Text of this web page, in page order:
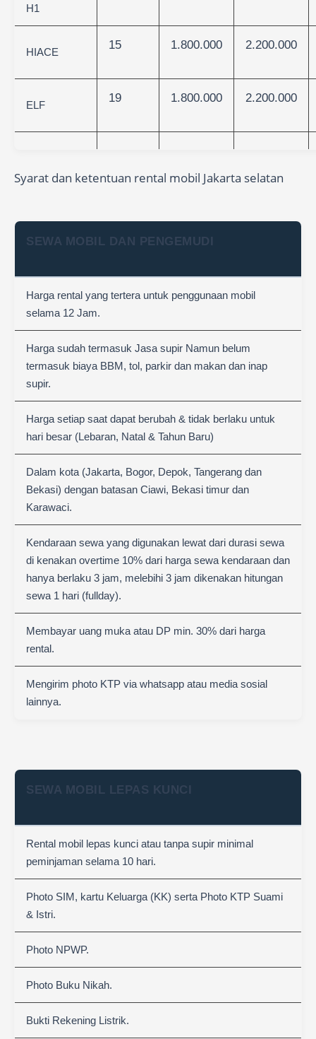
H1
HIACE
15 1.800.000 2.200.000
ELF
19 1.800.000 2.200.000
Syarat dan ketentuan rental mobil Jakarta selatan
SEWA MOBIL DAN PENGEMUDI
Harga rental yang tertera untuk penggunaan mobil
selama 12 Jam.
Harga sudah termasuk Jasa supir Namun belum
termasuk biaya BBM, tol, parkir dan makan dan inap
supir.
Harga setiap saat dapat berubah & tidak berlaku untuk
hari besar (Lebaran, Natal & Tahun Baru)
Dalam kota (Jakarta, Bogor, Depok, Tangerang dan
Bekasi) dengan batasan Ciawi, Bekasi timur dan
Karawaci.
Kendaraan sewa yang digunakan lewat dari durasi sewa
di kenakan overtime 10% dari harga sewa kendaraan dan
hanya berlaku 3 jam, melebihi 3 jam dikenakan hitungan
sewa 1 hari (fullday).
Membayar uang muka atau DP min. 30% dari harga
rental.
Mengirim photo KTP via whatsapp atau media sosial
lainnya.
SEWA MOBIL LEPAS KUNCI
Rental mobil lepas kunci atau tanpa supir minimal
peminjaman selama 10 hari.
Photo SIM, kartu Keluarga (KK) serta Photo KTP Suami
& Istri.
Photo NPWP.
Photo Buku Nikah.
Bukti Rekening Listrik.